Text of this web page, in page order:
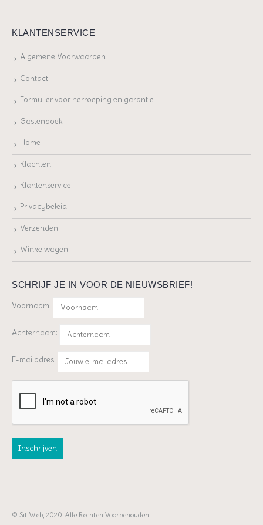
KLANTENSERVICE
Algemene Voorwaarden
Contact
Formulier voor herroeping en garantie
Gastenboek
Home
Klachten
Klantenservice
Privacybeleid
Verzenden
Winkelwagen
SCHRIJF JE IN VOOR DE NIEUWSBRIEF!
Voornaam:
Achternaam:
E-mailadres:
© SitiWeb, 2020. Alle Rechten Voorbehouden.